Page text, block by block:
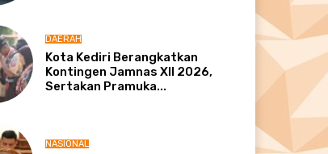
DAERAH
Kota Kediri Berangkatkan
Kontingen Jamnas XII 2026,
Sertakan Pramuka...
NASIONAL